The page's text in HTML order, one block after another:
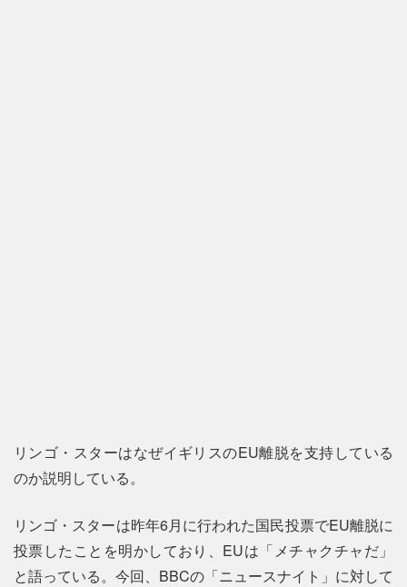
リンゴ・スターはなぜイギリスのEU離脱を支持している
のか説明している。
リンゴ・スターは昨年6月に行われた国民投票でEU離脱に
投票したことを明かしており、EUは「メチャクチャだ」
と語っている。今回、BBCの「ニュースナイト」に対して